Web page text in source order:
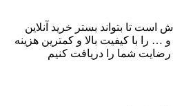
است تا بتواند بستر خرید آنلاین
… را با کیفیت بالا و کمترین هزینه
رضایت شما را دریافت کنیم